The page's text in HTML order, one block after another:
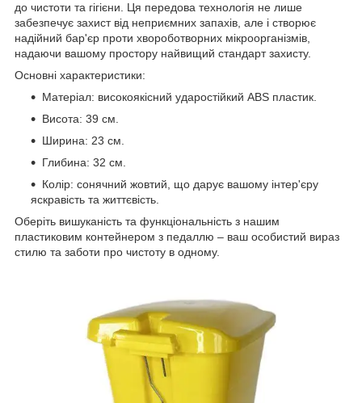
до чистоти та гігієни. Ця передова технологія не лише
забезпечує захист від неприємних запахів, але і створює
надійний бар'єр проти хвороботворних мікроорганізмів,
надаючи вашому простору найвищий стандарт захисту.
Основні характеристики:
Матеріал: високоякісний ударостійкий ABS пластик.
Висота: 39 см.
Ширина: 23 см.
Глибина: 32 см.
Колір: сонячний жовтий, що дарує вашому інтер'єру
яскравість та життєвість.
Оберіть вишуканість та функціональність з нашим
пластиковим контейнером з педаллю – ваш особистий вираз
стилю та заботи про чистоту в одному.